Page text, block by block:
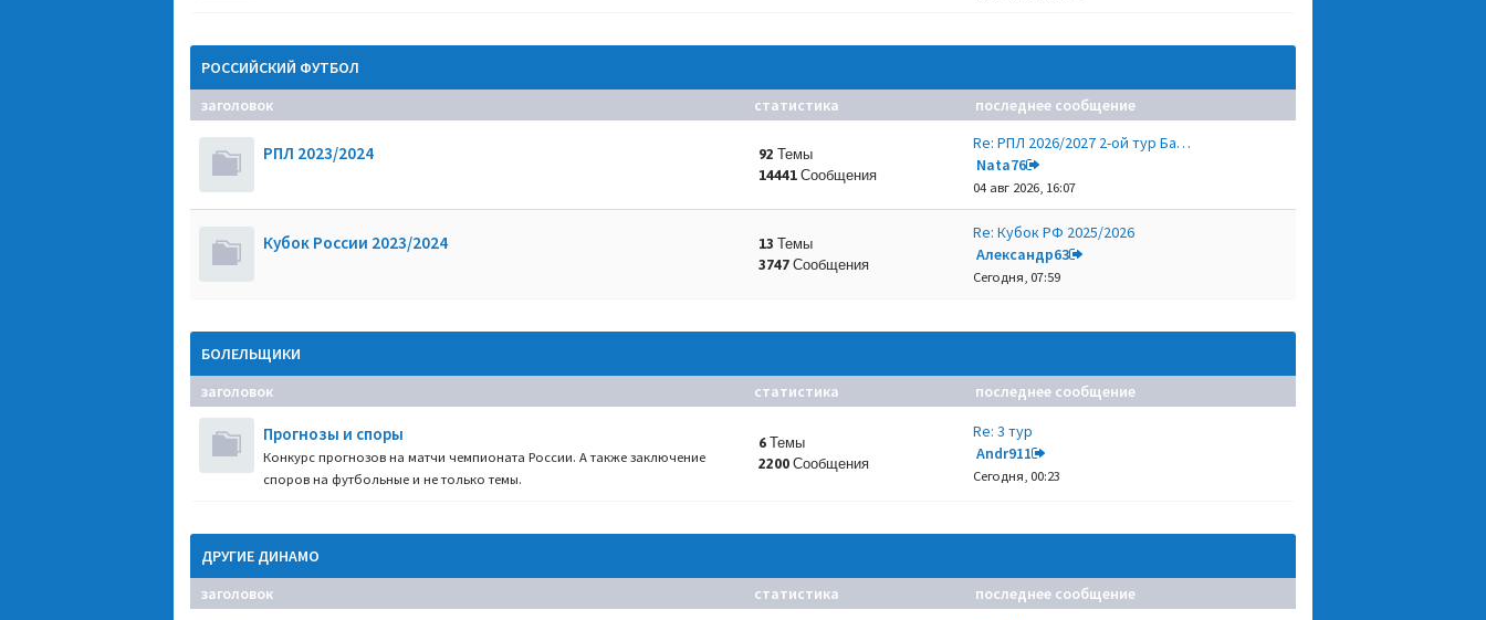
РОССИЙСКИЙ ФУТБОЛ
заголовок
статистика последнее сообщение
РПЛ 2023/2024
92 Темы
14441 Сообщения
Re: РПЛ 2026/2027 2-ой тур Ба…
Nata76
04 авг 2026, 16:07
Кубок России 2023/2024
13 Темы
3747 Сообщения
Re: Кубок РФ 2025/2026
Александр63
Сегодня, 07:59
БОЛЕЛЬЩИКИ
заголовок
статистика последнее сообщение
Прогнозы и споры
Конкурс прогнозов на матчи чемпионата России. А также заключение
споров на футбольные и не только темы.
6 Темы
2200 Сообщения
Re: 3 тур
Andr911
Сегодня, 00:23
ДРУГИЕ ДИНАМО
заголовок
статистика последнее сообщение